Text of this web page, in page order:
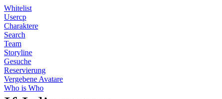
Whitelist
Usercp
Charaktere
Search
Team
Storyline
Gesuche
Reservierung
Vergebene Avatare
Who is Who